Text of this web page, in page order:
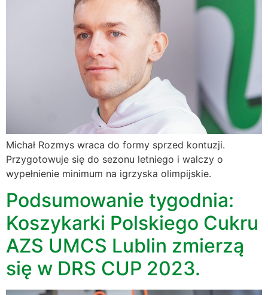
Michał Rozmys wraca do formy sprzed kontuzji.
Przygotowuje się do sezonu letniego i walczy o
wypełnienie minimum na igrzyska olimpijskie.
Podsumowanie tygodnia:
Koszykarki Polskiego Cukru
AZS UMCS Lublin zmierzą
się w DRS CUP 2023.